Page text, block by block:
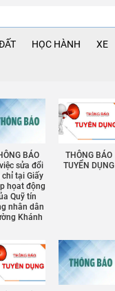
HỌC HÀNH XE
BÁO
sửa đổi
chỉ tại Giấy
họat động
Quỹ tín
nhân dân
Khánh
THÔNG BÁO
TUYỂN DỤNG